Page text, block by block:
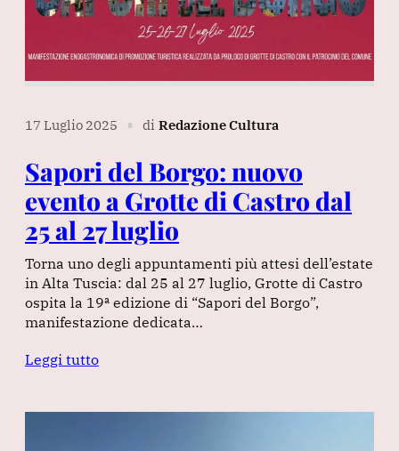
17 Luglio 2025 ∎ di Redazione Cultura
Sapori del Borgo: nuovo
evento a Grotte di Castro dal
25 al 27 luglio
Torna uno degli appuntamenti più attesi dell’estate
in Alta Tuscia: dal 25 al 27 luglio, Grotte di Castro
ospita la 19ª edizione di “Sapori del Borgo”,
manifestazione dedicata…
Leggi tutto